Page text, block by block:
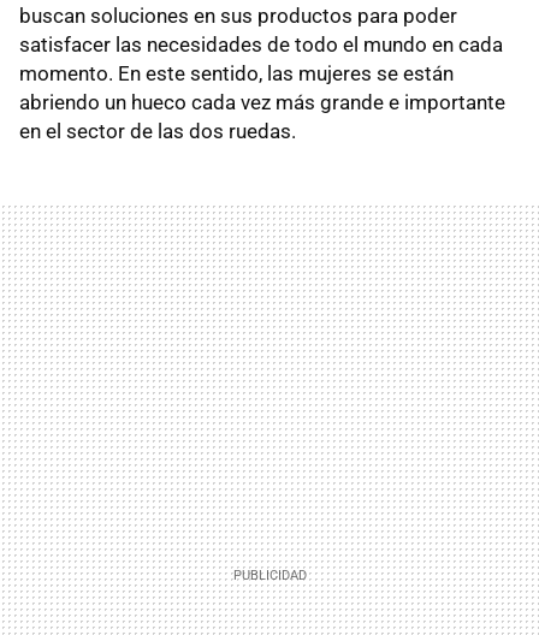
buscan soluciones en sus productos para poder
satisfacer las necesidades de todo el mundo en cada
momento. En este sentido, las mujeres se están
abriendo un hueco cada vez más grande e importante
en el sector de las dos ruedas.